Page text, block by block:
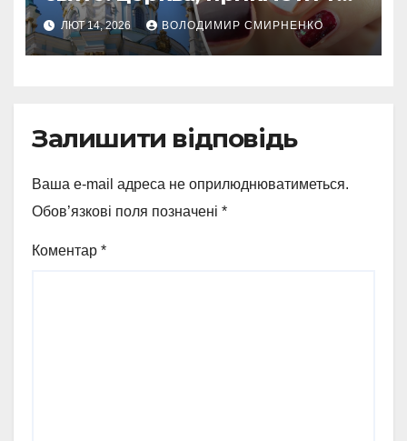
мода
ЛЮТ 14, 2026 ВОЛОДИМИР СМИРНЕНКО
Залишити відповідь
Ваша e-mail адреса не оприлюднюватиметься.
Обов’язкові поля позначені *
Коментар *